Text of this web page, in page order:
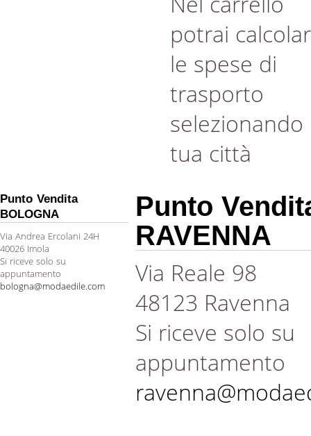
potrai
le spese di
trasporto
selezionando
tua città
Punto Vendita
BOLOGNA
Via Andrea Ercolani 24H
40026 Imola
Si riceve solo su
appuntamento
bologna@modaedile.com
Punto
RAVENNA
Via Reale 98
48123 Ravenna
Si riceve solo su
appuntamento